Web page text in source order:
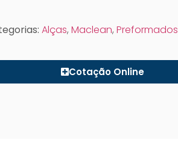
Alças, Maclean, Preformados
Cotação Online